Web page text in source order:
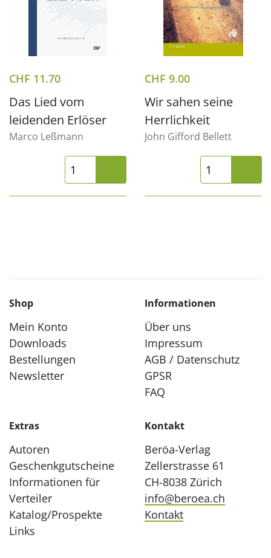
CHF 11.70
Das Lied vom
leidenden Erlöser
Marco Leßmann
CHF 9.00
Wir sahen seine
Herrlichkeit
John Gifford Bellett
Shop
Mein Konto
Downloads
Bestellungen
Newsletter
Informationen
Über uns
Impressum
AGB / Datenschutz
GPSR
FAQ
Extras
Autoren
Geschenkgutscheine
Informationen für
Verteiler
Katalog/Prospekte
Links
Kontakt
Beröa-Verlag
Zellerstrasse 61
CH-8038 Zürich
info@beroea.ch
Kontakt